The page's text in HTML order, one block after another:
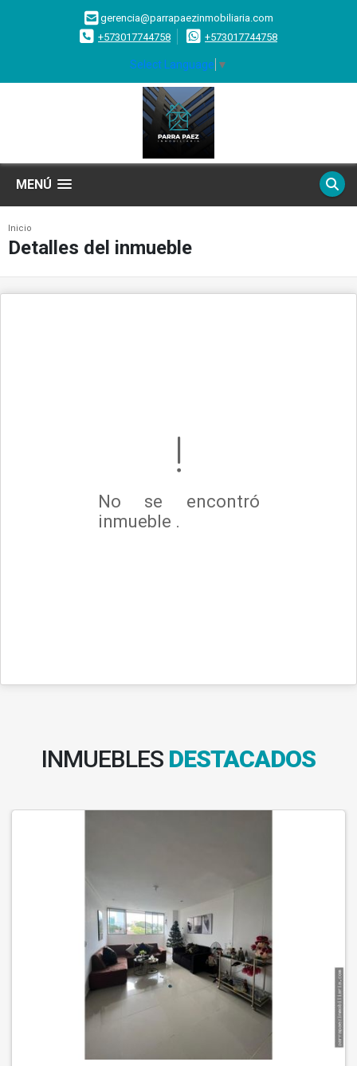
gerencia@parrapaezinmobiliaria.com
+573017744758
+573017744758
Select Language ▼
MENÚ
Inicio
Detalles del inmueble
No se encontró
inmueble .
INMUEBLES DESTACADOS